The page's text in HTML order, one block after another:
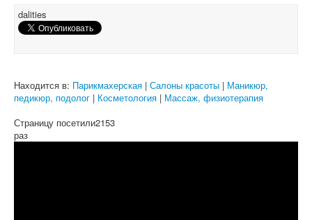
dalities
Находится в: Парикмахерская | Салоны красоты | Маникюр,
педикюр, подолог | Косметология | Массаж, физиотерапия
Страницу посетили2153
раз